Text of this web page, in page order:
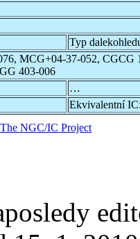
Typ
MCG+04-37-052, CGCG
403-006
…
Ekvivalentní
The NGC/IC Project